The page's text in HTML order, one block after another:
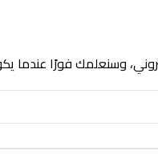
وسنعلمك فورًا عندما